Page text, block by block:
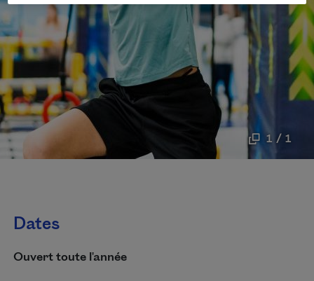
1 / 1
Dates
Ouvert toute l'année